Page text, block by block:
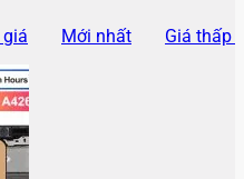
Mới nhất Giá thấp